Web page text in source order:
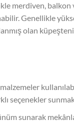
merdiven,
Genellikle
olan
seçenekler
sunarak